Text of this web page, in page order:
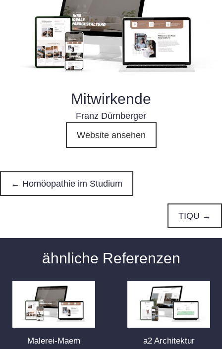
Mitwirkende
Franz Dürnberger
Website ansehen
P
s
← Homöopathie im Studium
TIQU →
ähnliche Referenzen
Malerei-Maem a2 Architektur